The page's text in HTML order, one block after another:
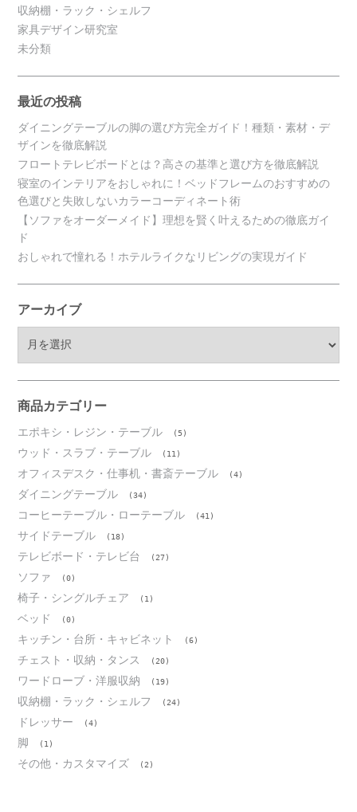
収納棚・ラック・シェルフ
家具デザイン研究室
未分類
最近の投稿
ダイニングテーブルの脚の選び方完全ガイド！種類・素材・デ
ザインを徹底解説
フロートテレビボードとは？高さの基準と選び方を徹底解説
寝室のインテリアをおしゃれに！ベッドフレームのおすすめの
色選びと失敗しないカラーコーディネート術
【ソファをオーダーメイド】理想を賢く叶えるための徹底ガイ
ド
おしゃれで憧れる！ホテルライクなリビングの実現ガイド
アーカイブ
ブ
商品カテゴリー
エポキシ・レジン・テーブル (5)
ウッド・スラブ・テーブル (11)
オフィスデスク・仕事机・書斎テーブル (4)
ダイニングテーブル (34)
コーヒーテーブル・ローテーブル (41)
サイドテーブル (18)
テレビボード・テレビ台 (27)
ソファ (0)
椅子・シングルチェア (1)
ベッド (0)
キッチン・台所・キャビネット (6)
チェスト・収納・タンス (20)
ワードローブ・洋服収納 (19)
収納棚・ラック・シェルフ (24)
ドレッサー (4)
脚 (1)
その他・カスタマイズ (2)